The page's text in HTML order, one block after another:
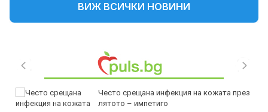
ВИЖ ВСИЧКИ НОВИНИ
Често срещана инфекция на кожата през
лятото – импетиго